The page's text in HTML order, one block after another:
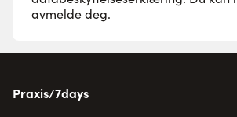
avmelde deg.
Praxis/7days